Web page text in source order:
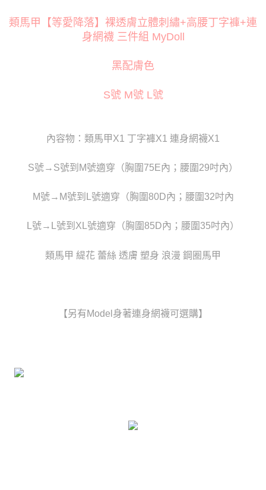
後付繳納相關費用。
※ 交易是否成功請以「AFTEE先享後付 」之結帳頁面顯示為準，若有關於
是否繳費成功／繳費後需取消欲退款等相關疑問，請聯繫「AFTEE先享後付
易，需依本服務之必要範圍內提供個人資料，並將交易相關給付款項請求債
３．未成年的使用者請事先徵得法定代理人或監護人之同意方可使用
４．使用「AFTEE先享後付」時，將依據個別帳號之用戶狀況，依本公司即
請求用戶進行身份認證。
５．嚴禁一人註冊多個帳號或使用他人資訊註冊。若發現惡意使用之情形，
每筆NT$120
每筆NT$80
貨到付款(新竹貨運)
每筆NT$120
類馬甲【等愛降落】裸透膚立體刺繡+高腰丁字褲+連
身網襪 三件組 MyDoll
黑配膚色
S號 M號 L號
內容物：類馬甲X1 丁字褲X1 連身網襪X1
S號→S號到M號適穿（胸圍75E內；腰圍29吋內）
M號→M號到L號適穿（胸圍80D內；腰圍32吋內
L號→L號到XL號適穿（胸圍85D內；腰圍35吋內）
類馬甲 緹花 蕾絲 透膚 塑身 浪漫 鋼圈馬甲
【另有Model身著連身網襪可選購】